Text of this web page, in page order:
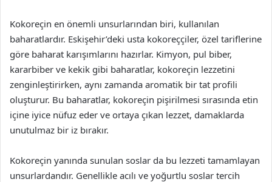
Kokoreçin en önemli unsurlarından biri, kullanılan
baharatlardır. Eskişehir’deki usta kokoreççiler, özel tariflerine
göre baharat karışımlarını hazırlar. Kimyon, pul biber,
kararbiber ve kekik gibi baharatlar, kokoreçin lezzetini
zenginleştirirken, aynı zamanda aromatik bir tat profili
oluşturur. Bu baharatlar, kokoreçin pişirilmesi sırasında etin
içine iyice nüfuz eder ve ortaya çıkan lezzet, damaklarda
unutulmaz bir iz bırakır.
Kokoreçin yanında sunulan soslar da bu lezzeti tamamlayan
unsurlardandır. Genellikle acılı ve yoğurtlu soslar tercih